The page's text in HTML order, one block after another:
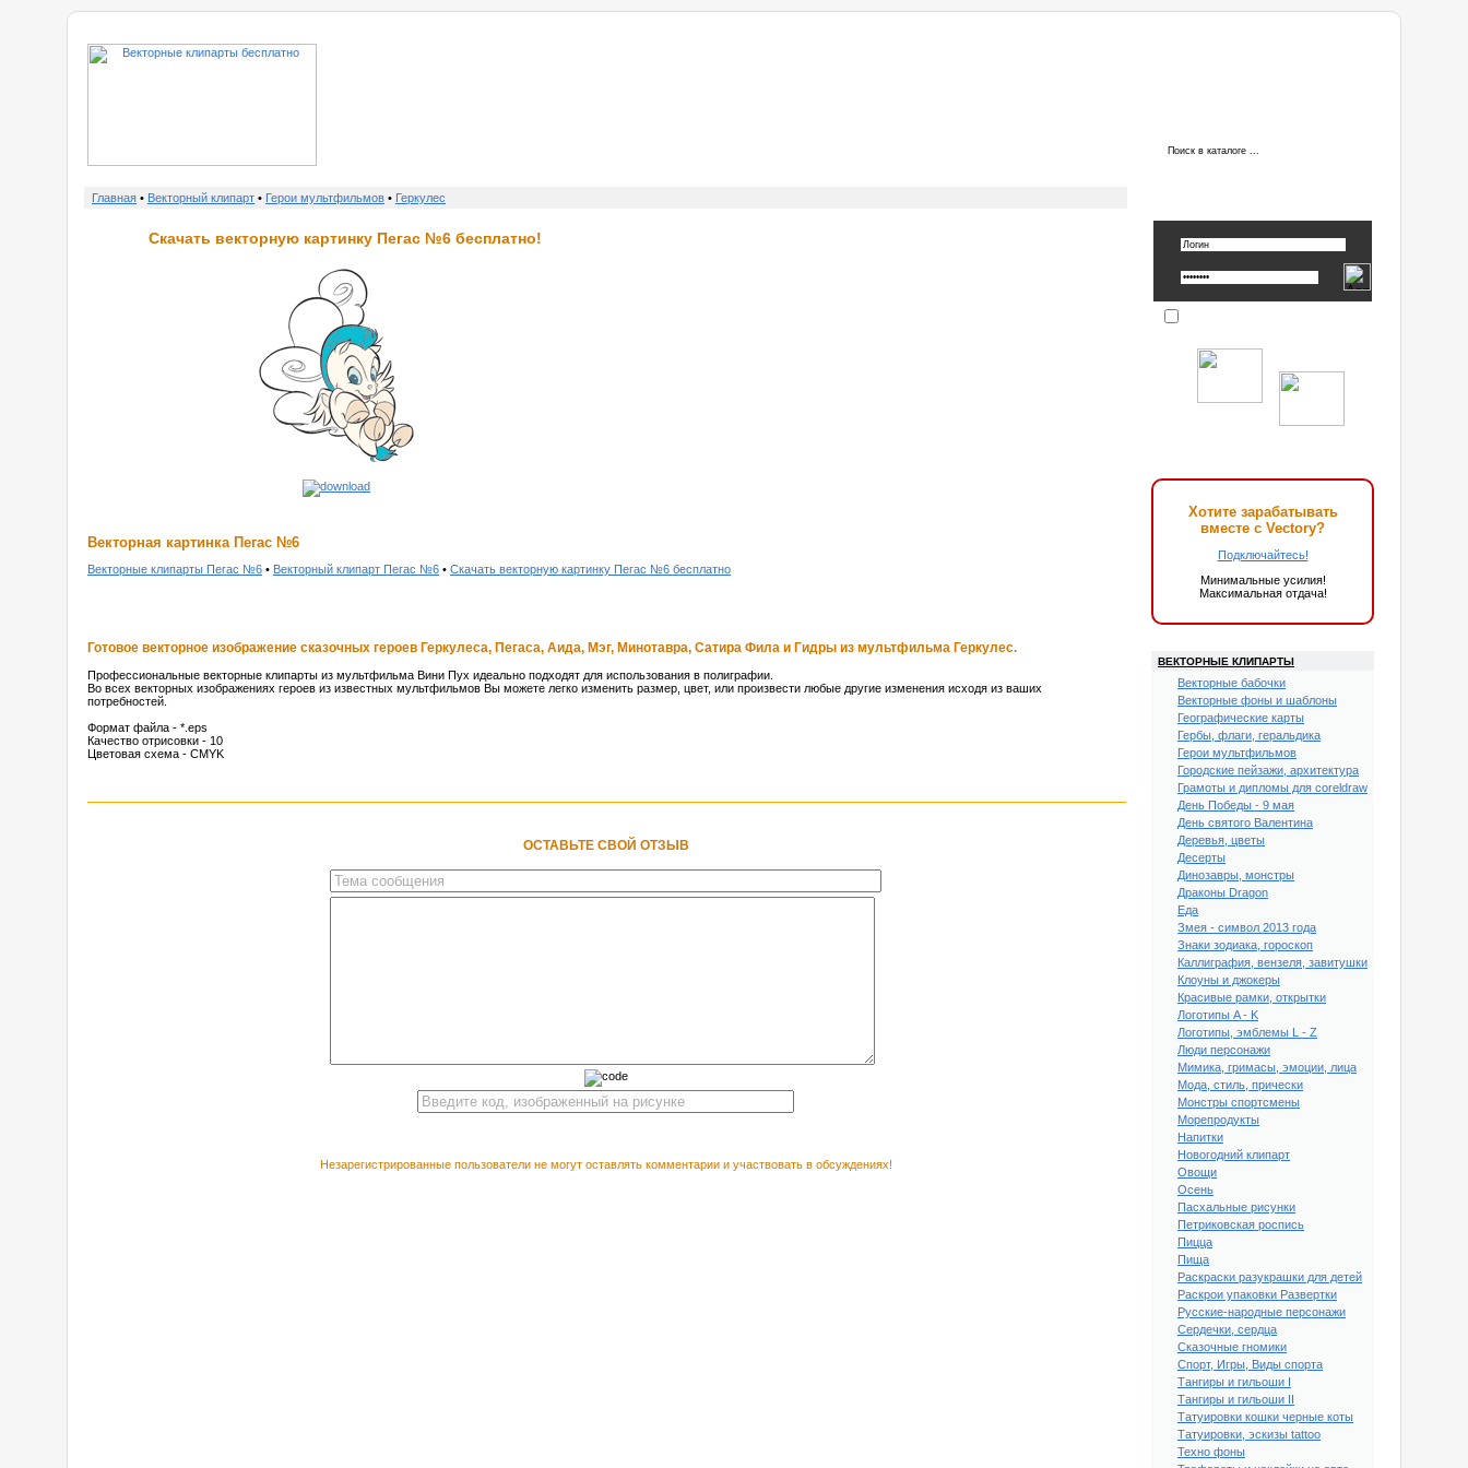
Главная • Векторный клипарт • Герои мультфильмов • Геркулес
Скачать векторную картинку Пегас №6 бесплатно!
Векторная картинка Пегас №6
Векторные клипарты Пегас №6 • Векторный клипарт Пегас №6 • Скачать векторную картинку Пегас №6 бесплатно
Готовое векторное изображение сказочных героев Геркулеса, Пегаса, Аида, Мэг, Минотавра, Сатира Фила и Гидры из мультфильма Геркулес.
Профессиональные векторные клипарты из мультфильма Вини Пух идеально подходят для использования в полиграфии.
Во всех векторных изображениях героев из известных мультфильмов Вы можете легко изменить размер, цвет, или произвести любые другие изменения исходя из ваших
потребностей.
Формат файла - *.eps
Качество отрисовки - 10
Цветовая схема - CMYK
ОСТАВЬТЕ СВОЙ ОТЗЫВ
Незарегистрированные пользователи не могут оставлять комментарии и участвовать в обсуждениях!
Хотите зарабатывать
вместе с Vectory?
Подключайтесь!
Минимальные усилия!
Максимальная отдача!
ВЕКТОРНЫЕ КЛИПАРТЫ
Векторные бабочки
Векторные фоны и шаблоны
Географические карты
Гербы, флаги, геральдика
Герои мультфильмов
Городские пейзажи, архитектура
Грамоты и дипломы для coreldraw
День Победы - 9 мая
День святого Валентина
Деревья, цветы
Десерты
Динозавры, монстры
Драконы Dragon
Еда
Змея - символ 2013 года
Знаки зодиака, гороскоп
Каллиграфия, вензеля, завитушки
Клоуны и джокеры
Красивые рамки, открытки
Логотипы A - K
Логотипы, эмблемы L - Z
Люди персонажи
Мимика, гримасы, эмоции, лица
Мода, стиль, прически
Монстры спортсмены
Морепродукты
Напитки
Новогодний клипарт
Овощи
Осень
Пасхальные рисунки
Петриковская роспись
Пицца
Пища
Раскраски разукрашки для детей
Раскрои упаковки Развертки
Русские-народные персонажи
Сердечки, сердца
Сказочные гномики
Спорт, Игры, Виды спорта
Тангиры и гильоши I
Тангиры и гильоши II
Татуировки кошки черные коты
Татуировки, эскизы tattoo
Техно фоны